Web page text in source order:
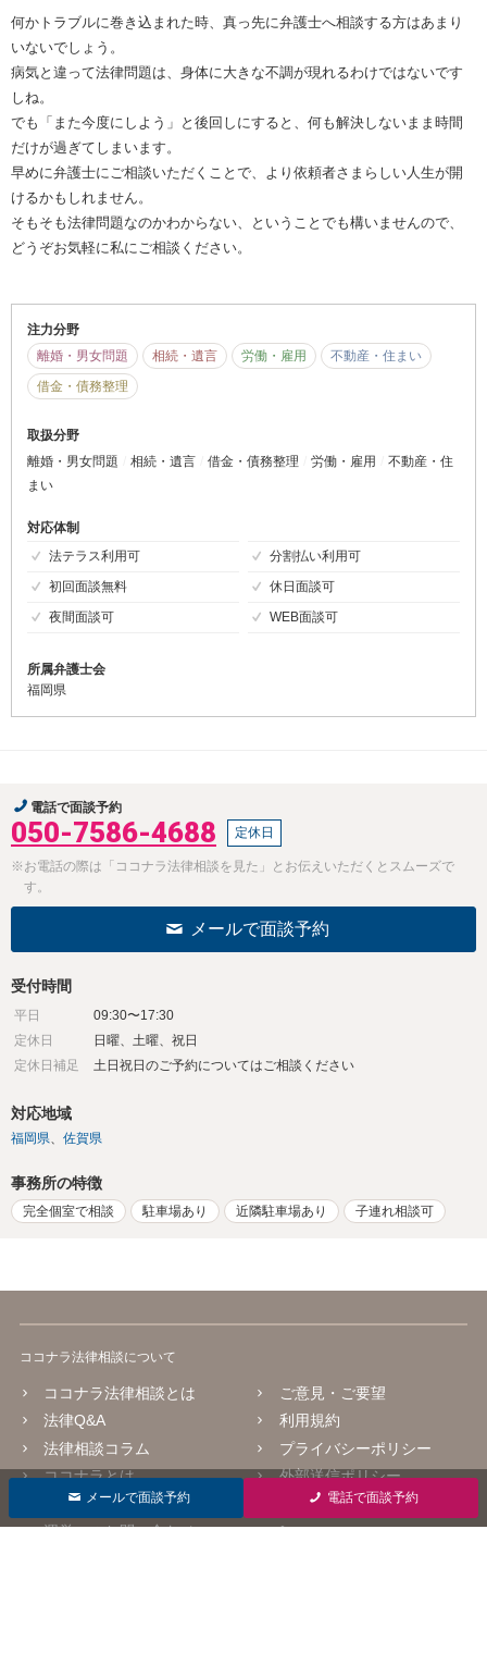
何かトラブルに巻き込まれた時、真っ先に弁護士へ相談する方はあまり
いないでしょう。
病気と違って法律問題は、身体に大きな不調が現れるわけではないです
しね。
でも「また今度にしよう」と後回しにすると、何も解決しないまま時間
だけが過ぎてしまいます。
早めに弁護士にご相談いただくことで、より依頼者さまらしい人生が開
けるかもしれません。
そもそも法律問題なのかわからない、ということでも構いませんので、
どうぞお気軽に私にご相談ください。
注力分野
離婚・男女問題
相続・遺言 労働・雇用
不動産・住まい
借金・債務整理
取扱分野
離婚・男女問題
相続・遺言 借金・債務整理 労働・雇用
不動産・住
まい
対応体制
法テラス利用可
分割払い利用可
初回面談無料
休日面談可
夜間面談可
WEB面談可
所属弁護士会
福岡県
電話で面談予約
050-7586-4688 定休日
※お電話の際は「ココナラ法律相談を見た」とお伝えいただくとスムーズで
す。
メールで面談予約
受付時間
平日
09:30〜17:30
定休日
日曜、土曜、祝日
定休日補足
土日祝日のご予約についてはご相談ください
対応地域
福岡県 佐賀県
事務所の特徴
完全個室で相談 駐車場あり 近隣駐車場あり 子連れ相談可
メールで面談予約 電話で面談予約
ココナラ法律相談について
ココナラ法律相談とは
法律Q&A
法律相談コラム
ココナラとは
よくあるご質問
運営へのお問い合わせ
ご意見・ご要望
利用規約
プライバシーポリシー
外部送信ポリシー
掲載をご検討の弁護士の方
へ